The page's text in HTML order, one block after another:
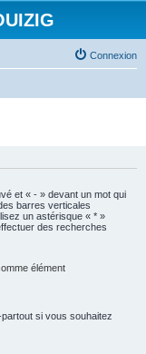
Connexion
et « - » devant un mot qui
barres verticales
un astérisque « * »
des recherches
élément
si vous souhaitez